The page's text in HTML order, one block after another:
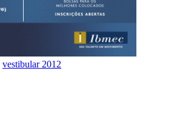
vestibular 2012